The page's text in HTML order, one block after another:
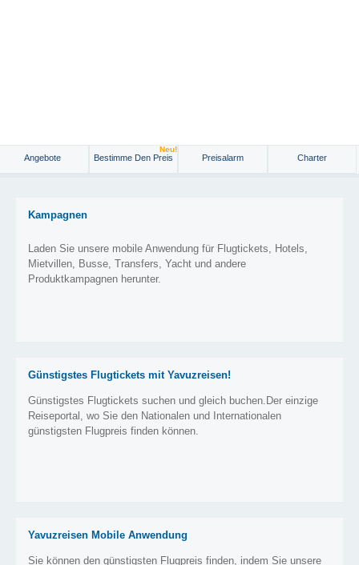
Angebote Bestimme Den Preis
Neu!
Preisalarm Charter
Kampagnen
Laden Sie unsere mobile Anwendung für Flugtickets, Hotels,
Mietvillen, Busse, Transfers, Yacht und andere
Produktkampagnen herunter.
Günstigstes Flugtickets mit Yavuzreisen!
Günstigstes Flugtickets suchen und gleich buchen.Der einzige
Reiseportal, wo Sie den Nationalen und Internationalen
günstigsten Flugpreis finden können.
Yavuzreisen Mobile Anwendung
Sie können den günstigsten Flugpreis finden, indem Sie unsere